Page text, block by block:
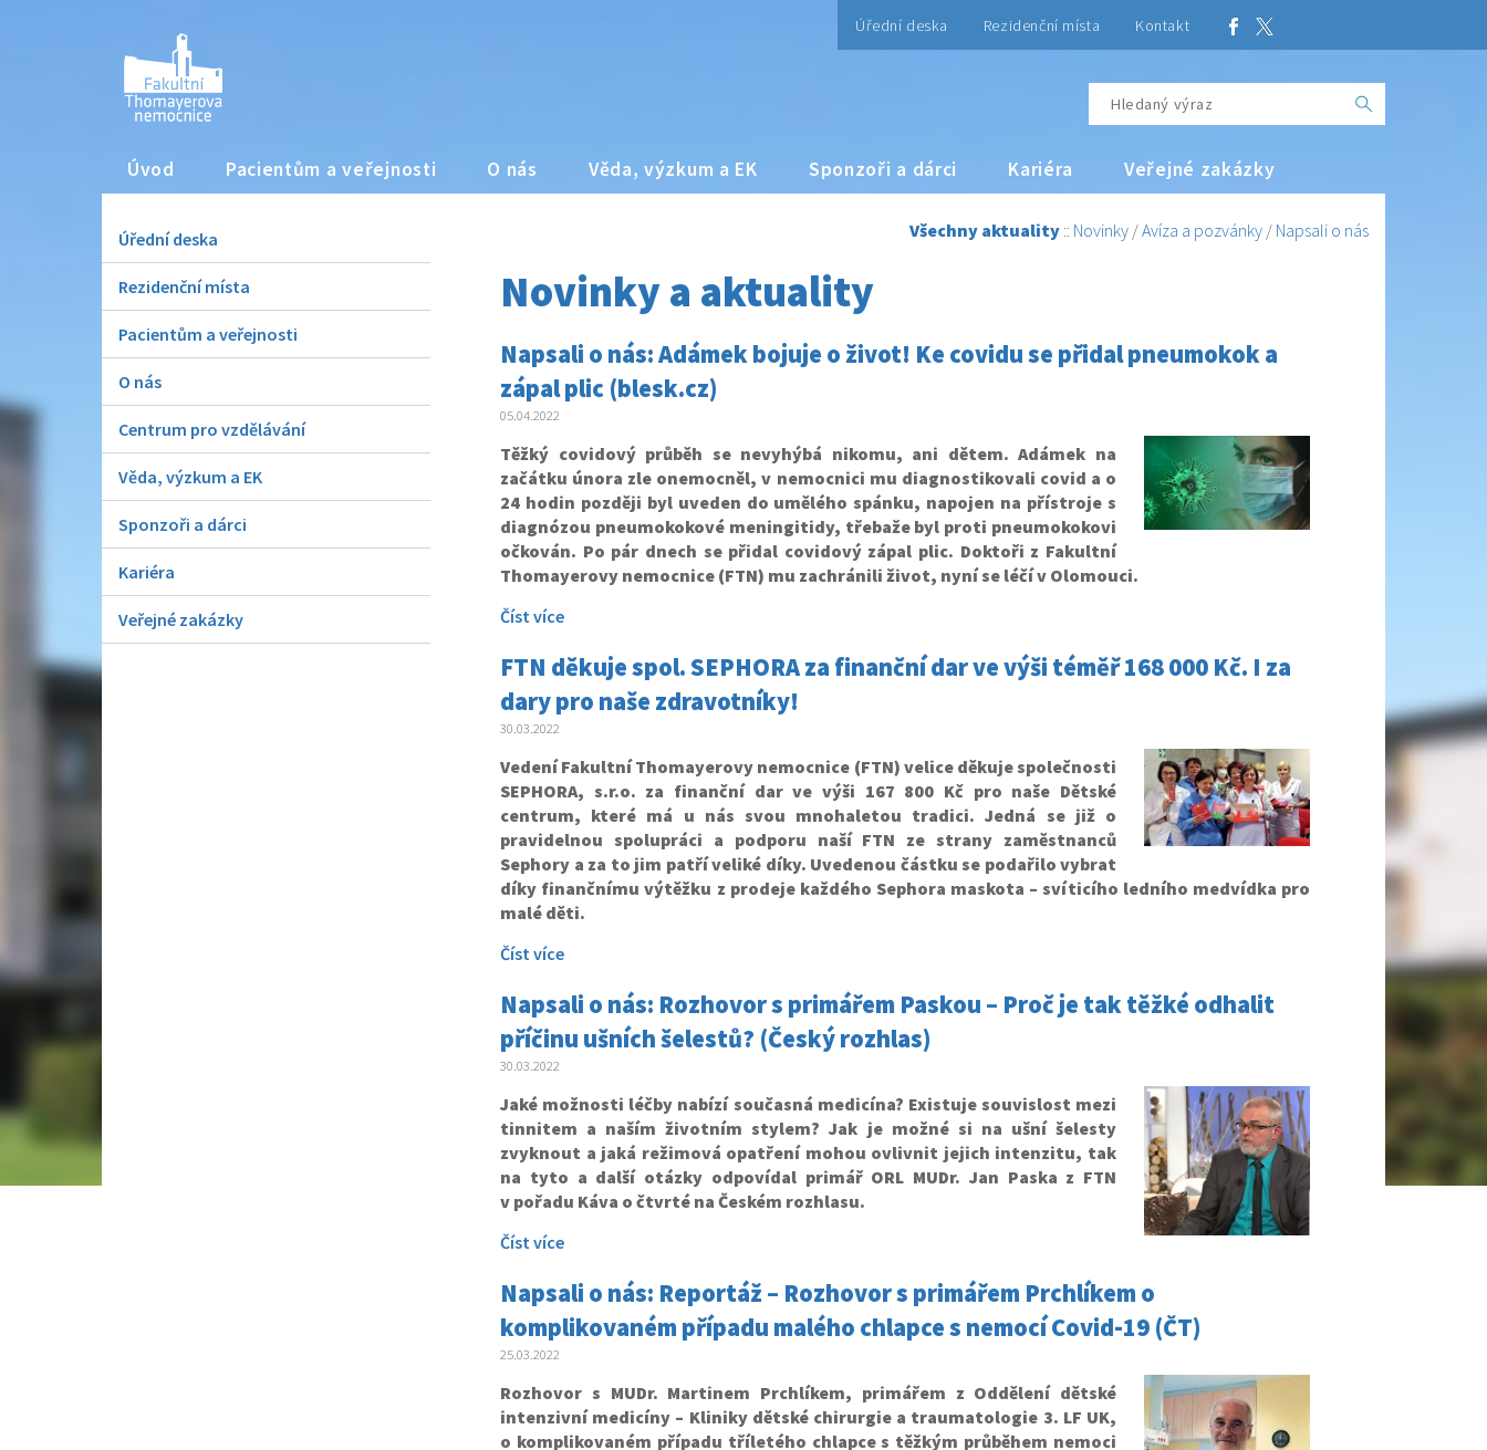
Úřední deska Rezidenční místa Kontakt
Úvod Pacientům a veřejnosti O nás Věda, výzkum a EK Sponzoři a dárci Kariéra Veřejné zakázky
Úřední deska
Rezidenční místa
Pacientům a veřejnosti
O nás
Centrum pro vzdělávání
Věda, výzkum a EK
Sponzoři a dárci
Kariéra
Veřejné zakázky
Všechny aktuality :: Novinky /Avíza a pozvánky / Napsali o nás
Novinky a aktuality
Napsali o nás: Adámek bojuje o život! Ke covidu se přidal pneumokok a
zápal plic (blesk.cz)
05.04.2022
Těžký covidový průběh se nevyhýbá nikomu, ani dětem. Adámek na
začátku února zle onemocněl, v nemocnici mu diagnostikovali covid a o
24 hodin později byl uveden do umělého spánku, napojen na přístroje s
diagnózou pneumokokové meningitidy, třebaže byl proti pneumokokovi
očkován. Po pár dnech se přidal covidový zápal plic. Doktoři z Fakultní
Thomayerovy nemocnice (FTN) mu zachránili život, nyní se léčí v Olomouci.
Číst více
FTN děkuje spol. SEPHORA za finanční dar ve výši téměř 168 000 Kč. I za
dary pro naše zdravotníky!
30.03.2022
Vedení Fakultní Thomayerovy nemocnice (FTN) velice děkuje společnosti
SEPHORA, s.r.o. za finanční dar ve výši 167 800 Kč pro naše Dětské
centrum, které má u nás svou mnohaletou tradici. Jedná se již o
pravidelnou spolupráci a podporu naší FTN ze strany zaměstnanců
Sephory a za to jim patří veliké díky. Uvedenou částku se podařilo vybrat
díky finančnímu výtěžku z prodeje každého Sephora maskota – svíticího ledního medvídka pro
malé děti.
Číst více
Napsali o nás: Rozhovor s primářem Paskou – Proč je tak těžké odhalit
příčinu ušních šelestů? (Český rozhlas)
30.03.2022
Jaké možnosti léčby nabízí současná medicína? Existuje souvislost mezi
tinnitem a naším životním stylem? Jak je možné si na ušní šelesty
zvyknout a jaká režimová opatření mohou ovlivnit jejich intenzitu, tak
na tyto a další otázky odpovídal primář ORL MUDr. Jan Paska z FTN
v pořadu Káva o čtvrté na Českém rozhlasu.
Číst více
Napsali o nás: Reportáž – Rozhovor s primářem Prchlíkem o
komplikovaném případu malého chlapce s nemocí Covid-19 (ČT)
25.03.2022
Rozhovor s MUDr. Martinem Prchlíkem, primářem z Oddělení dětské
intenzivní medicíny – Kliniky dětské chirurgie a traumatologie 3. LF UK,
o komplikovaném případu tříletého chlapce s těžkým průběhem nemoci